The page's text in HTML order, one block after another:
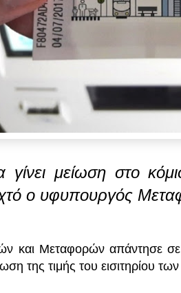
γίνει μείωση στο
ο υφυπουργός
και Μεταφορών απάντησε
της τιμής του εισιτηρίου